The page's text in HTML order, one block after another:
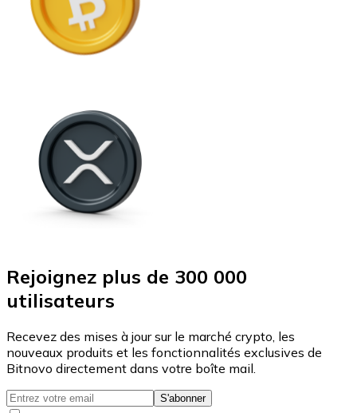
Rejoignez plus de 300 000
utilisateurs
Recevez des mises à jour sur le marché crypto, les
nouveaux produits et les fonctionnalités exclusives de
Bitnovo directement dans votre boîte mail.
S'abonner